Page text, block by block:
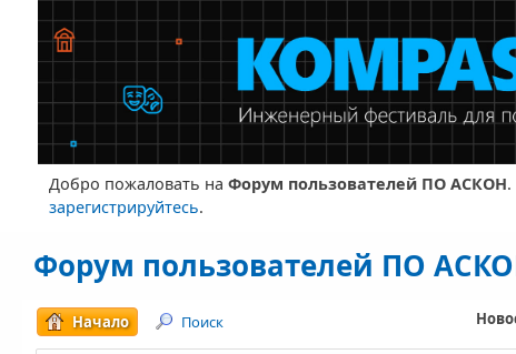
Добро пожаловать на Форум пользователей ПО АСКОН.
зарегистрируйтесь.
Форум пользователей ПО
Начало Поиск